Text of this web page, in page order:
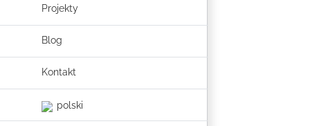
Projekty
Blog
Kontakt
polski